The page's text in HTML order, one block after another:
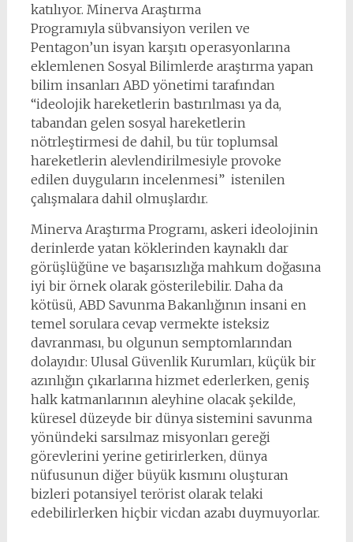
katılıyor. Minerva Araştırma
Programıyla sübvansiyon verilen ve
Pentagon’un isyan karşıtı operasyonlarına
eklemlenen Sosyal Bilimlerde araştırma yapan
bilim insanları ABD yönetimi tarafından
“ideolojik hareketlerin bastırılması ya da,
tabandan gelen sosyal hareketlerin
nötrleştirmesi de dahil, bu tür toplumsal
hareketlerin alevlendirilmesiyle provoke
edilen duyguların incelenmesi” istenilen
çalışmalara dahil olmuşlardır.
Minerva Araştırma Programı, askeri ideolojinin
derinlerde yatan köklerinden kaynaklı dar
görüşlüğüne ve başarısızlığa mahkum doğasına
iyi bir örnek olarak gösterilebilir. Daha da
kötüsü, ABD Savunma Bakanlığının insani en
temel sorulara cevap vermekte isteksiz
davranması, bu olgunun semptomlarından
dolayıdır: Ulusal Güvenlik Kurumları, küçük bir
azınlığın çıkarlarına hizmet ederlerken, geniş
halk katmanlarının aleyhine olacak şekilde,
küresel düzeyde bir dünya sistemini savunma
yönündeki sarsılmaz misyonları gereği
görevlerini yerine getirirlerken, dünya
nüfusunun diğer büyük kısmını oluşturan
bizleri potansiyel terörist olarak telaki
edebilirlerken hiçbir vicdan azabı duymuyorlar.